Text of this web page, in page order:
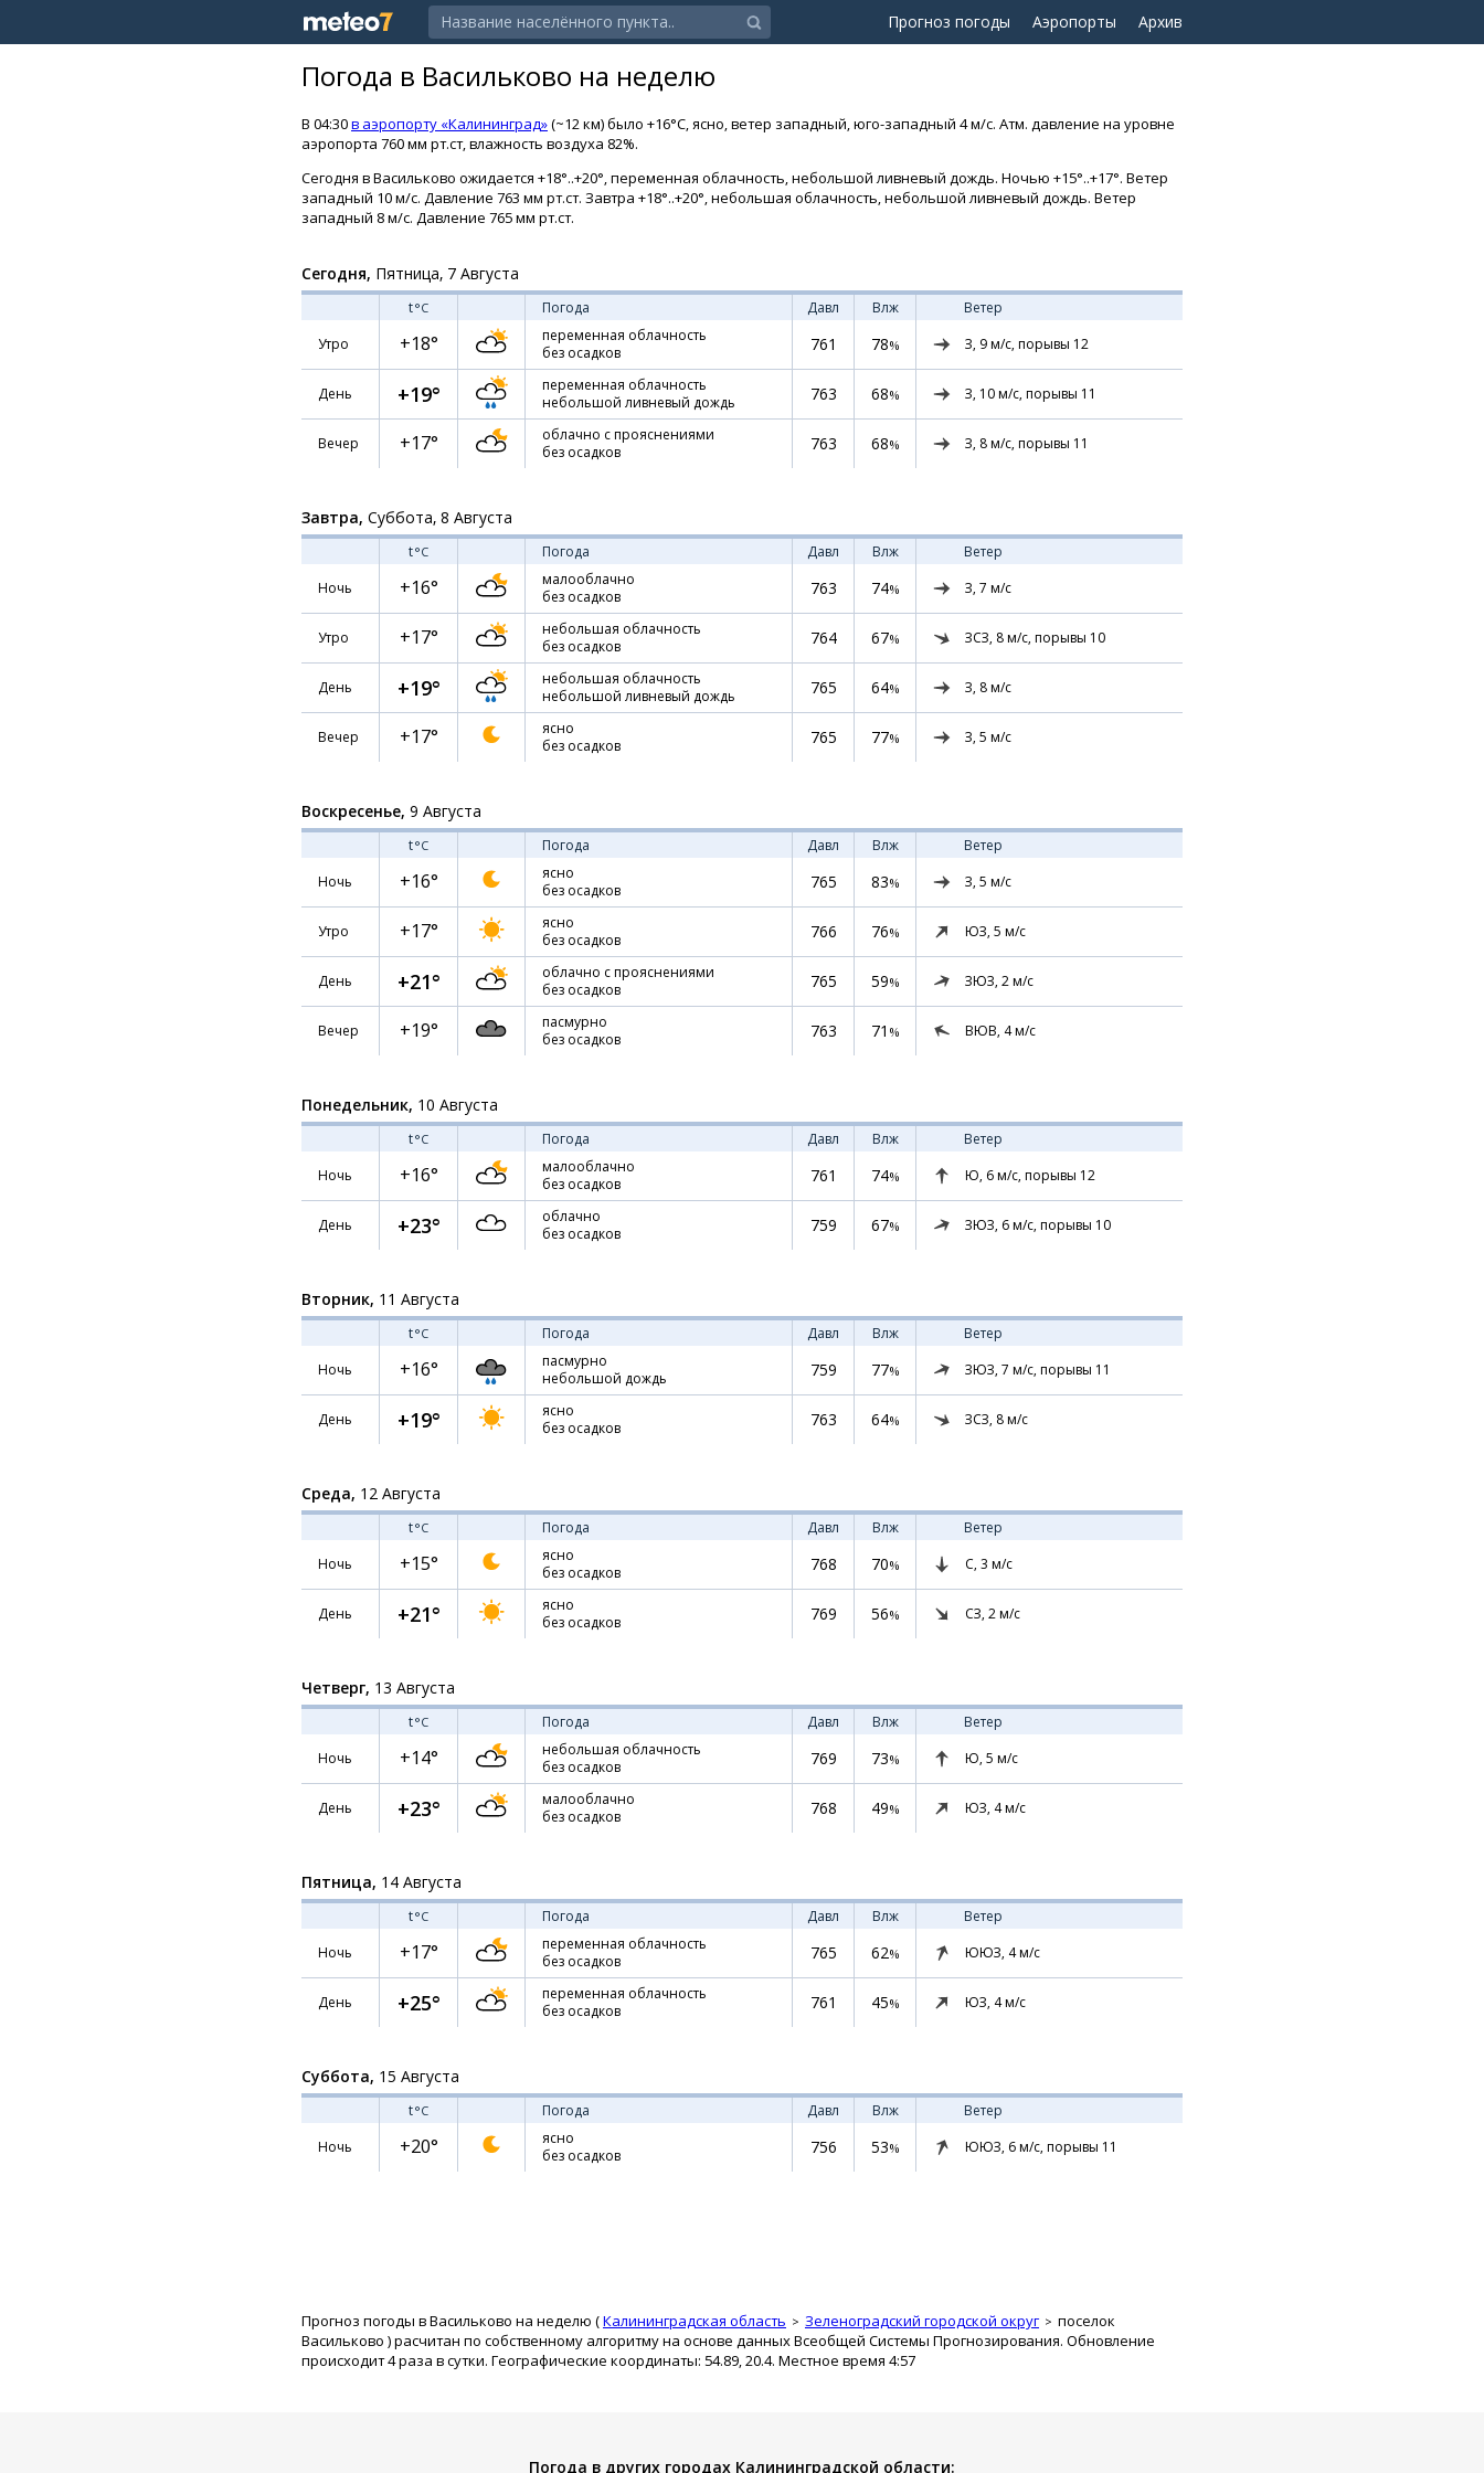
Прогноз погоды Аэропорты Архив
Погода в Васильково на неделю
В 04:30в аэропорту «Калининград»(~12 км) было +16°C, ясно, ветер западный, юго-западный 4 м/с. Атм. давление на уровне
аэропорта 760 мм рт.ст, влажность воздуха 82%.
Сегодня в Васильково ожидается +18°..+20°, переменная облачность, небольшой ливневый дождь. Ночью +15°..+17°. Ветер
западный 10 м/с. Давление 763 мм рт.ст. Завтра +18°..+20°, небольшая облачность, небольшой ливневый дождь. Ветер
западный 8 м/с. Давление 765 мм рт.ст.
Сегодня, Пятница, 7 Августа
t°C Погода Давл Влж
Ветер
Утро
+18°
переменная облачность
без осадков
761 78% З, 9м/с, порывы 12
День +19°
переменная облачность
небольшой ливневый дождь
763 68% З, 10м/с, порывы 11
Вечер +17°
облачно с прояснениями
без осадков
763 68% З, 8м/с, порывы 11
Завтра, Суббота, 8 Августа
t°C Погода Давл Влж
Ветер
Ночь
+16°
малооблачно
без осадков
763 74% З, 7 м/с
Утро +17°
небольшая облачность
без осадков
764 67% ЗСЗ, 8м/с, порывы 10
День +19°
небольшая облачность
небольшой ливневый дождь
765 64% З, 8м/с
Вечер +17°
ясно
без осадков
765 77% З, 5 м/с
Воскресенье, 9 Августа
t°C Погода Давл Влж
Ветер
Ночь
+16°
ясно
без осадков
765 83% З, 5 м/с
Утро +17°
ясно
без осадков
766 76% ЮЗ, 5 м/с
День +21°
облачно с прояснениями
без осадков
765 59% ЗЮЗ, 2м/с
Вечер +19°
пасмурно
без осадков
763 71 % ВЮВ, 4м/с
Понедельник, 10 Августа
t°C Погода Давл Влж
Ветер
Ночь
+16°
малооблачно
без осадков
761 74% Ю, 6м/с, порывы 12
День +23°
облачно
без осадков
759 67% ЗЮЗ, 6м/с, порывы 10
Вторник, 11 Августа
t°C Погода Давл Влж
Ветер
Ночь
+16°
пасмурно
небольшой дождь
759 77% ЗЮЗ, 7 м/с, порывы 11
День +19°
ясно
без осадков
763 64% ЗСЗ, 8м/с
Среда, 12 Августа
t°C Погода Давл Влж
Ветер
Ночь
+15°
ясно
без осадков
768 70% С, 3 м/с
День +21°
ясно
без осадков
769 56% СЗ, 2м/с
Четверг, 13 Августа
t°C Погода Давл Влж
Ветер
Ночь
+14°
небольшая облачность
без осадков
769 73% Ю, 5 м/с
День +23°
малооблачно
без осадков
768 49% ЮЗ, 4м/с
Пятница, 14 Августа
t°C Погода Давл Влж
Ветер
Ночь
+17°
переменная облачность
без осадков
765 62% ЮЮЗ, 4м/с
День +25°
переменная облачность
без осадков
761 45% ЮЗ, 4м/с
Суббота, 15 Августа
t°C Погода Давл Влж
Ветер
Ночь
+20°
ясно
без осадков
756 53% ЮЮЗ, 6м/с, порывы 11
Прогноз погоды в Васильково на неделю (Калининградская область Зеленоградский городской округ
поселок
Васильково ) расчитан по собственному алгоритму на основе данных Всеобщей Системы Прогнозирования. Обновление
происходит 4 раза в сутки. Географические координаты: 54.89, 20.4. Местное время 4:57
Погода в других городах Калининградской области: